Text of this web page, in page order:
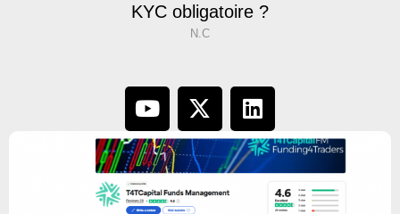
KYC obligatoire ?
N.C